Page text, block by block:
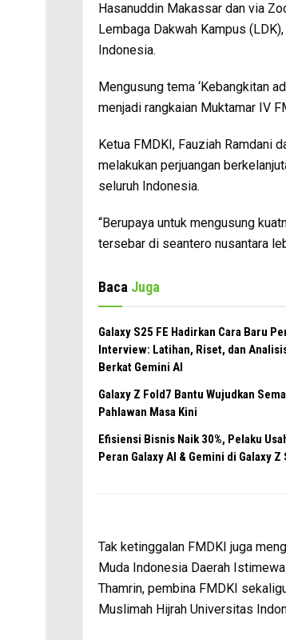
Hasanuddin Makassar dan via
Lembaga Dakwah Kampus
Indonesia.
Mengusung tema ‘Kebangkitan
menjadi rangkaian Muktamar IV
Ketua FMDKI, Fauziah Ramdani
melakukan perjuangan
seluruh Indonesia.
“Berupaya untuk mengusung
tersebar di seantero nusantara
Baca Juga
Galaxy S25 FE Hadirkan Cara Baru
Interview: Latihan, Riset, dan
Berkat Gemini AI
Galaxy Z Fold7 Bantu Wujudkan
Pahlawan Masa Kini
Efisiensi Bisnis Naik 30%, Pelaku
Peran Galaxy AI & Gemini di Galaxy
Tak ketinggalan FMDKI juga
Muda Indonesia Daerah
Thamrin, pembina FMDKI
Muslimah Hijrah Universitas